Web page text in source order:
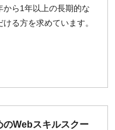
ら1年以上の長期的な
る方を求めています。
のWebスキルスクー